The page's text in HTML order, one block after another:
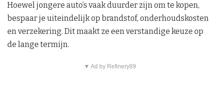
Hoewel jongere auto’s vaak duurder zijn om te kopen,
bespaar je uiteindelijk op brandstof, onderhoudskosten
en verzekering. Dit maakt ze een verstandige keuze op
de lange termijn.
▼ Ad by Refinery89